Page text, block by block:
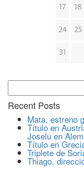
17 18
24 25
31
Search
for:
Recent Posts
Mata, estreno
Título en
Joselu en
Título en
Triplete de
Thiago,